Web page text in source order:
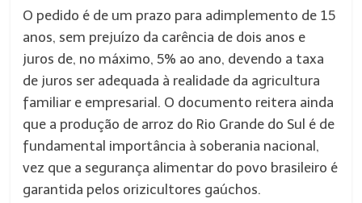
O pedido é de um prazo para adimplemento de 15
anos, sem prejuízo da carência de dois anos e
juros de, no máximo, 5% ao ano, devendo a taxa
de juros ser adequada à realidade da agricultura
familiar e empresarial. O documento reitera ainda
que a produção de arroz do Rio Grande do Sul é de
fundamental importância à soberania nacional,
vez que a segurança alimentar do povo brasileiro é
garantida pelos orizicultores gaúchos.